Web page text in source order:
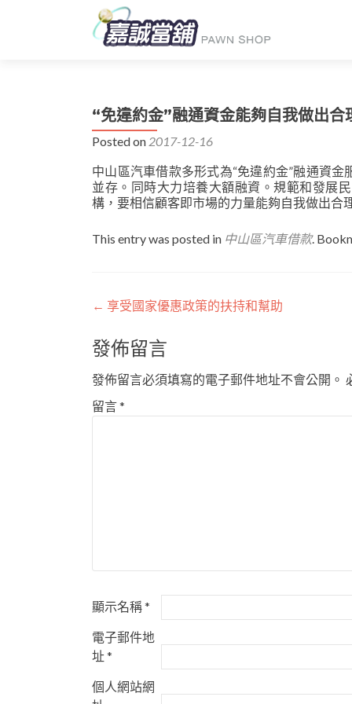
“免違約金”融通資金能夠自我做出合
Posted on 2017-12-16
中山區汽車借款多形式為“免違約金”融通資
並存。同時大力培養大額融資。規範和發展
構，要相信顧客即市場的力量能夠自我做出合
This entry was posted in 中山區汽車借款.
文
章
導
覽
← 享受國家優惠政策的扶持和幫助
發佈留言
發佈留言必須填寫的電子郵件地址不會公開。
留言*
顯示名稱*
電子郵件地
址*
個人網站網